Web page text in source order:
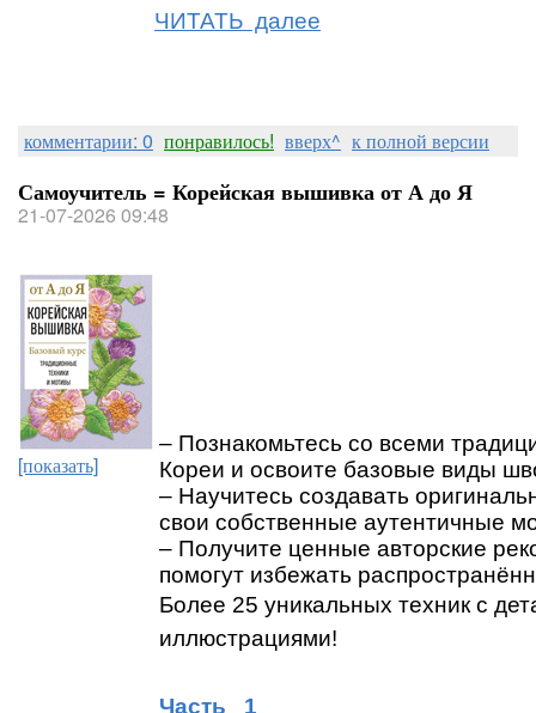
ЧИТАТЬ далее
комментарии: 0 понравилось! вверх^ к полной версии
Самоучитель = Корейская вышивка от А до Я
21-07-2026 09:48
[показать]
– Познакомьтесь со всеми
Кореи и освоите базовые виды
– Научитесь создавать
свои собственные аутентичные
– Получите ценные авторские
помогут избежать
Более 25 уникальных техник с
иллюстрациями!
Часть 1